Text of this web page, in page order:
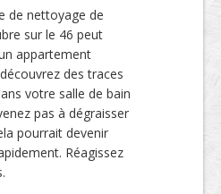
de nettoyage de
sur le 46 peut
appartement
des traces
votre salle de bain
pas à dégraisser
pourrait devenir
Réagissez